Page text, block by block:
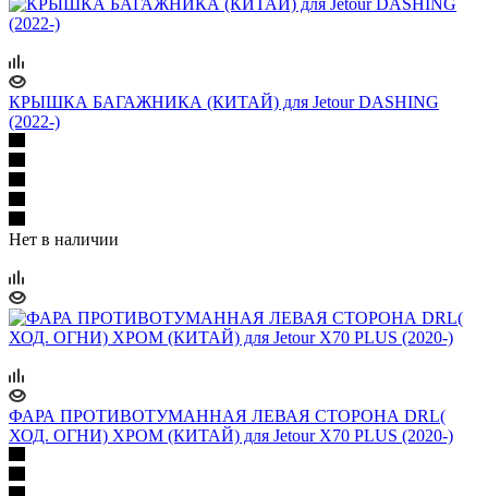
КРЫШКА БАГАЖНИКА (КИТАЙ) для Jetour DASHING
(2022-)
Нет в наличии
ФАРА ПРОТИВОТУМАННАЯ ЛЕВАЯ СТОРОНА DRL(
ХОД. ОГНИ) ХРОМ (КИТАЙ) для Jetour X70 PLUS (2020-)